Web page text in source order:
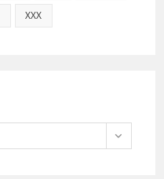
XXX